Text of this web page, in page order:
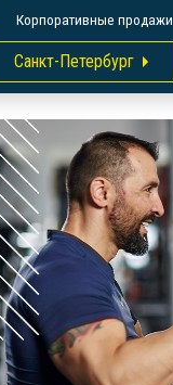
Корпоративные продажи
Санкт-Петербург